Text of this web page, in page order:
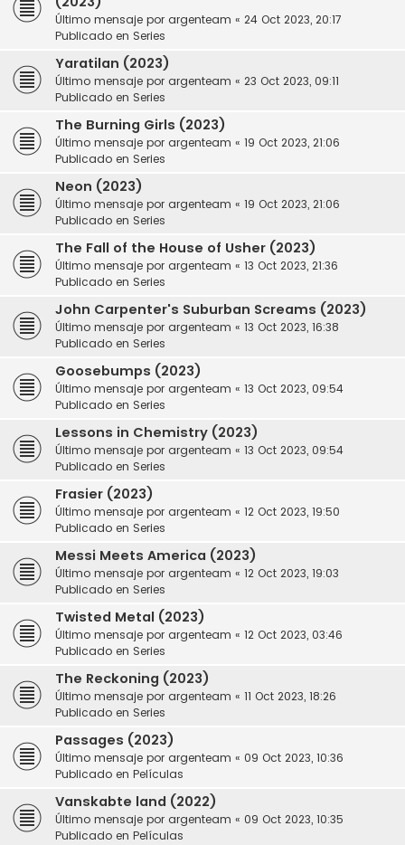
Último mensaje por argenteam « 24 Oct 2023, 20:17
Publicado en Series
Yaratilan (2023)
Último mensaje por argenteam « 23 Oct 2023, 09:11
Publicado en Series
The Burning Girls (2023)
Último mensaje por argenteam « 19 Oct 2023, 21:06
Publicado en Series
Neon (2023)
Último mensaje por argenteam « 19 Oct 2023, 21:06
Publicado en Series
The Fall of the House of Usher (2023)
Último mensaje por argenteam « 13 Oct 2023, 21:36
Publicado en Series
John Carpenter's Suburban Screams (2023)
Último mensaje por argenteam « 13 Oct 2023, 16:38
Publicado en Series
Goosebumps (2023)
Último mensaje por argenteam « 13 Oct 2023, 09:54
Publicado en Series
Lessons in Chemistry (2023)
Último mensaje por argenteam « 13 Oct 2023, 09:54
Publicado en Series
Frasier (2023)
Último mensaje por argenteam « 12 Oct 2023, 19:50
Publicado en Series
Messi Meets America (2023)
Último mensaje por argenteam « 12 Oct 2023, 19:03
Publicado en Series
Twisted Metal (2023)
Último mensaje por argenteam « 12 Oct 2023, 03:46
Publicado en Series
The Reckoning (2023)
Último mensaje por argenteam « 11 Oct 2023, 18:26
Publicado en Series
Passages (2023)
Último mensaje por argenteam « 09 Oct 2023, 10:36
Publicado en Películas
Vanskabte land (2022)
Último mensaje por argenteam « 09 Oct 2023, 10:35
Publicado en Películas